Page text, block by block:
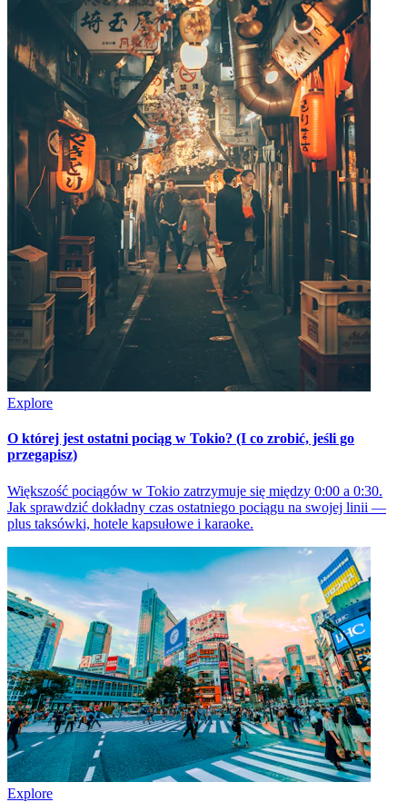
Explore
O której jest ostatni pociąg w Tokio? (I co zrobić, jeśli go
przegapisz)
Większość pociągów w Tokio zatrzymuje się między 0:00 a 0:30.
Jak sprawdzić dokładny czas ostatniego pociągu na swojej linii —
plus taksówki, hotele kapsułowe i karaoke.
Explore